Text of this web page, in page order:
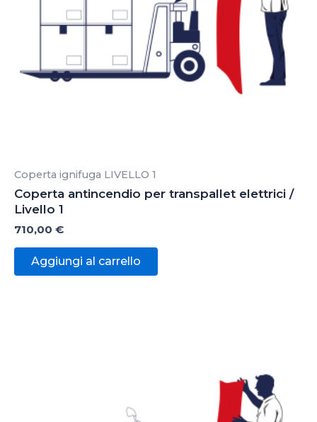
Coperta ignifuga LIVELLO 1
Coperta antincendio per transpallet elettrici /
Livello 1
710,00 €
Aggiungi al carrello